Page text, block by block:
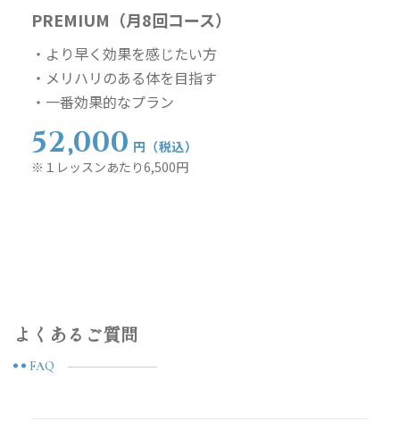
PREMIUM（月8回コース）
・より早く効果を感じたい方
・メリハリのある体を目指す
・一番効果的なプラン
52,000 円（税込）
※１レッスンあたり6,500円
よくあるご質問
FAQ